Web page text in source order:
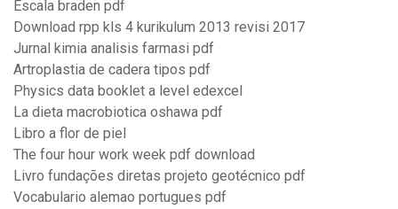
Escala braden pdf
Download rpp kls 4 kurikulum 2013 revisi 2017
Jurnal kimia analisis farmasi pdf
Artroplastia de cadera tipos pdf
Physics data booklet a level edexcel
La dieta macrobiotica oshawa pdf
Libro a flor de piel
The four hour work week pdf download
Livro fundações diretas projeto geotécnico pdf
Vocabulario alemao portugues pdf